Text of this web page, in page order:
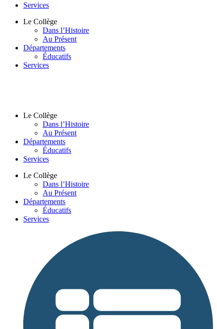
Services
Le Collège
Dans l’Histoire
Au Présent
Départements
Éducatifs
Services
Le Collège
Dans l’Histoire
Au Présent
Départements
Éducatifs
Services
Le Collège
Dans l’Histoire
Au Présent
Départements
Éducatifs
Services